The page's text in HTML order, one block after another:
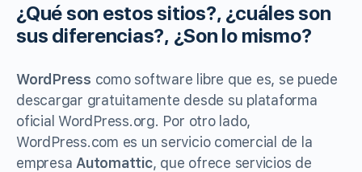
¿Qué son estos sitios?, ¿cuáles son
sus diferencias?, ¿Son lo mismo?
WordPress como software libre que es, se puede
descargar gratuitamente desde su plataforma
oficial WordPress.org. Por otro lado,
WordPress.com es un servicio comercial de la
empresa Automattic, que ofrece servicios de